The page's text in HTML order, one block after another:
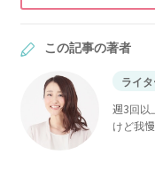
この記事の著者
ライ
週3回以
けど我
ー。趣
テムを